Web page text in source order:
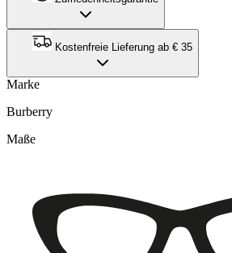
Kostenfreie Lieferung ab € 35
Marke
Burberry
Maße